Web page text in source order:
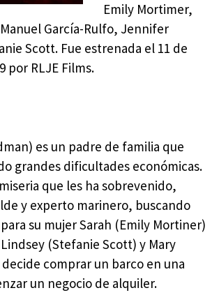
Emily Mortimer,
García-Rulfo, Jennifer
Scott. Fue estrenada el 11 de
por RLJE Films.
es un padre de familia que
grandes dificultades económicas.
que les ha sobrevenido,
y experto marinero, buscando
su mujer Sarah (Emily Mortiner)
(Stefanie Scott) y Mary
comprar un barco en una
un negocio de alquiler.